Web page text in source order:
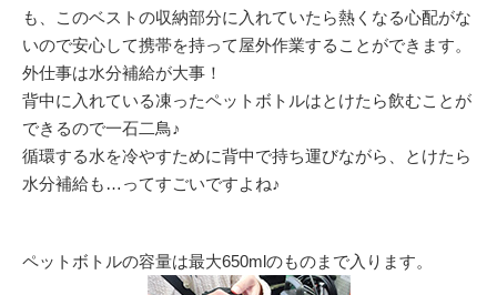
も、このベストの収納部分に入れていたら熱くなる心配がな
いので安心して携帯を持って屋外作業することができます。
外仕事は水分補給が大事！
背中に入れている凍ったペットボトルはとけたら飲むことが
できるので一石二鳥♪
循環する水を冷やすために背中で持ち運びながら、とけたら
水分補給も…ってすごいですよね♪
ペットボトルの容量は最大650mlのものまで入ります。